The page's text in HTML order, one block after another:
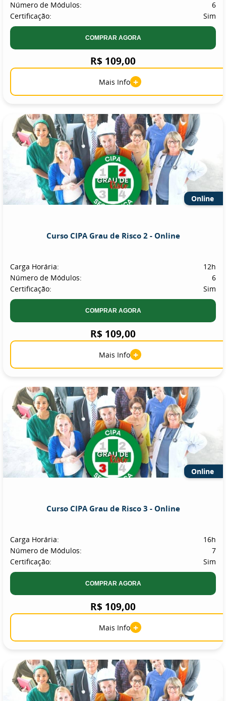
Número de Módulos:
6
Certificação:
Sim
COMPRAR AGORA
R$ 109,00
Mais Info +
Online
Curso CIPA Grau de Risco 2 - Online
Carga Horária:
12h
Número de Módulos:
6
Certificação:
Sim
COMPRAR AGORA
R$ 109,00
Mais Info +
Online
Curso CIPA Grau de Risco 3 - Online
Carga Horária:
16h
Número de Módulos:
7
Certificação:
Sim
COMPRAR AGORA
R$ 109,00
Mais Info +